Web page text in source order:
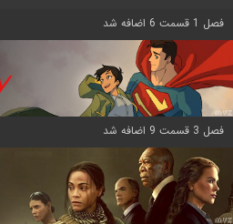
فصل 1 قسمت 6 اضافه شد
فصل 3 قسمت 9 اضافه شد